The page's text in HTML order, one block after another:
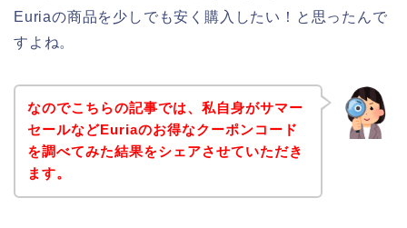
Euriaの商品を少しでも安く購入したい！と思ったんで
すよね。
なのでこちらの記事では、私自身がサマー
セールなどEuriaのお得なクーポンコード
を調べてみた結果をシェアさせていただき
ます。